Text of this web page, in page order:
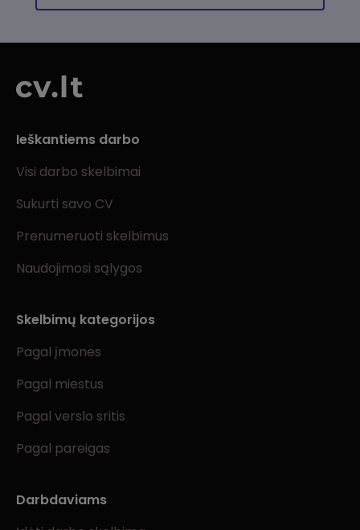
Ieškantiems darbo
Visi darbo skelbimai
Sukurti savo CV
Prenumeruoti skelbimus
Naudojimosi sąlygos
Skelbimų kategorijos
Pagal įmones
Pagal miestus
Pagal verslo sritis
Pagal pareigas
Darbdaviams